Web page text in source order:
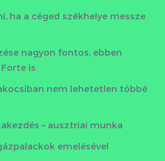
ha a céged székhelye messze
nagyon fontos, ebben
is
nem lehetetlen többé
– ausztriai munka
emelésével